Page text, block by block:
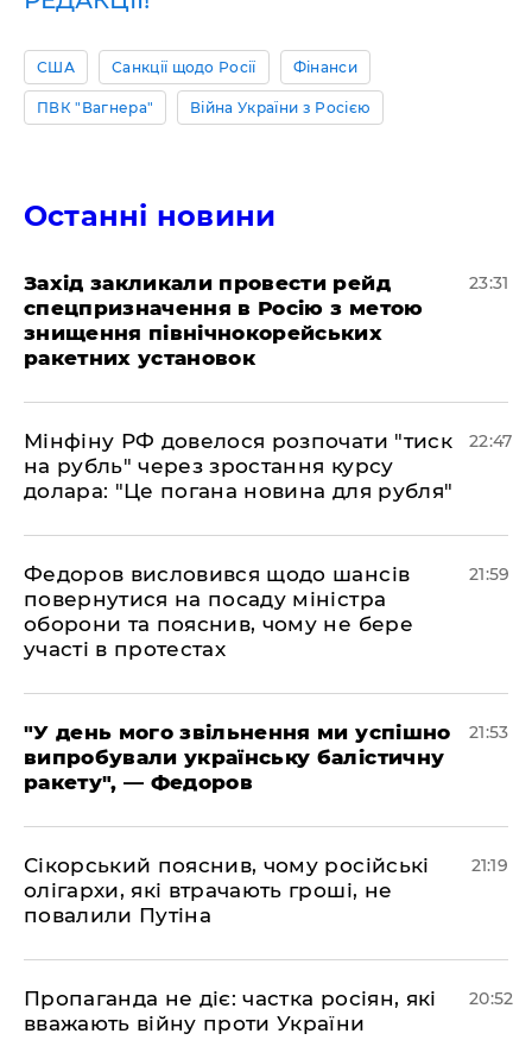
США Санкції щодо Росії Фінанси
ПВК "Вагнера" Війна України з Росією
Останні новини
​Захід закликали провести рейд
спецпризначення в Росію з метою
знищення північнокорейських
ракетних установок
23:31
​Мінфіну РФ довелося розпочати "тиск
на рубль" через зростання курсу
долара: "Це погана новина для рубля"
22:47
​Федоров висловився щодо шансів
повернутися на посаду міністра
оборони та пояснив, чому не бере
участі в протестах
21:59
​"У день мого звільнення ми успішно
випробували українську балістичну
ракету", — Федоров
21:53
​Сікорський пояснив, чому російські
олігархи, які втрачають гроші, не
повалили Путіна
21:19
​Пропаганда не діє: частка росіян, які
вважають війну проти України
20:52